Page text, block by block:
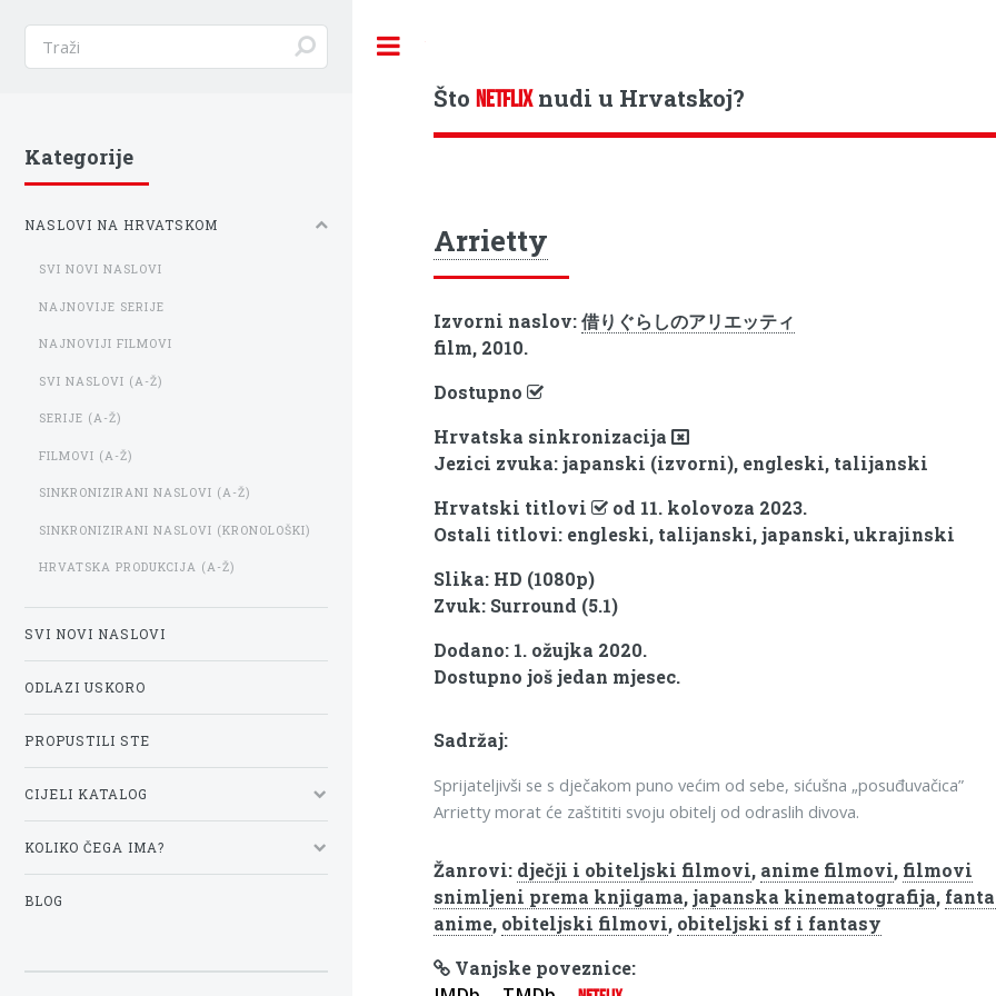
ŠtoNETFLIXnudi u Hrvatskoj?
Arrietty
Izvorni naslov:借りぐらしのアリエッティ
film, 2010.
Dostupno
Hrvatska sinkronizacija
Jezici zvuka: japanski (izvorni), engleski, talijanski
Hrvatski titlovi
od 11. kolovoza 2023.
Ostali titlovi: engleski, talijanski, japanski, ukrajinski
Slika: HD (1080p)
Zvuk: Surround (5.1)
Dodano: 1. ožujka 2020.
Dostupno još jedan mjesec.
Sadržaj:
Sprijateljivši se s dječakom puno većim od sebe, sićušna „posuđuvačica”
Arrietty morat će zaštititi svoju obitelj od odraslih divova.
Žanrovi: dječji i obiteljski filmovi, anime filmovi, filmovi
snimljeni prema knjigama,japanska kinematografija,
anime, obiteljski filmovi, obiteljski sf i fantasy
Vanjske poveznice:
Kategorije
NASLOVI NA HRVATSKOM
SVI NOVI NASLOVI
NAJNOVIJE SERIJE
NAJNOVIJI FILMOVI
SVI NASLOVI (A-Ž)
SERIJE (A-Ž)
FILMOVI (A-Ž)
SINKRONIZIRANI NASLOVI (A-Ž)
SINKRONIZIRANI NASLOVI (KRONOLOŠKI)
HRVATSKA PRODUKCIJA (A-Ž)
SVI NOVI NASLOVI
ODLAZI USKORO
PROPUSTILI STE
CIJELI KATALOG
KOLIKO ČEGA IMA?
BLOG
Toggle